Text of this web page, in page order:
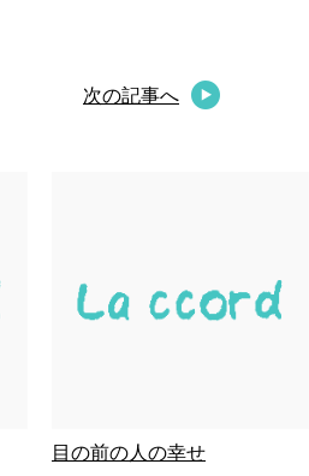
次の記事へ
目の前の人の幸せ